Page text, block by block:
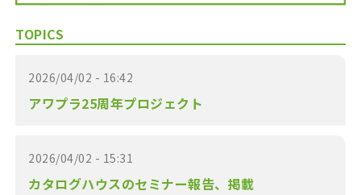
TOPICS
2026/04/02 - 16:42
アワプラ25周年プロジェクト
2026/04/02 - 15:31
カタログハウスのセミナー報告、掲載